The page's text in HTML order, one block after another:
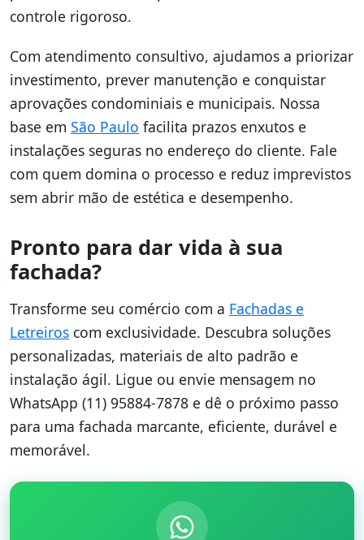
controle rigoroso.
Com atendimento consultivo, ajudamos a priorizar
investimento, prever manutenção e conquistar
aprovações condominiais e municipais. Nossa
base em São Paulo facilita prazos enxutos e
instalações seguras no endereço do cliente. Fale
com quem domina o processo e reduz imprevistos
sem abrir mão de estética e desempenho.
Pronto para dar vida à sua
fachada?
Transforme seu comércio com a Fachadas e
Letreiros com exclusividade. Descubra soluções
personalizadas, materiais de alto padrão e
instalação ágil. Ligue ou envie mensagem no
WhatsApp (11) 95884-7878 e dê o próximo passo
para uma fachada marcante, eficiente, durável e
memorável.